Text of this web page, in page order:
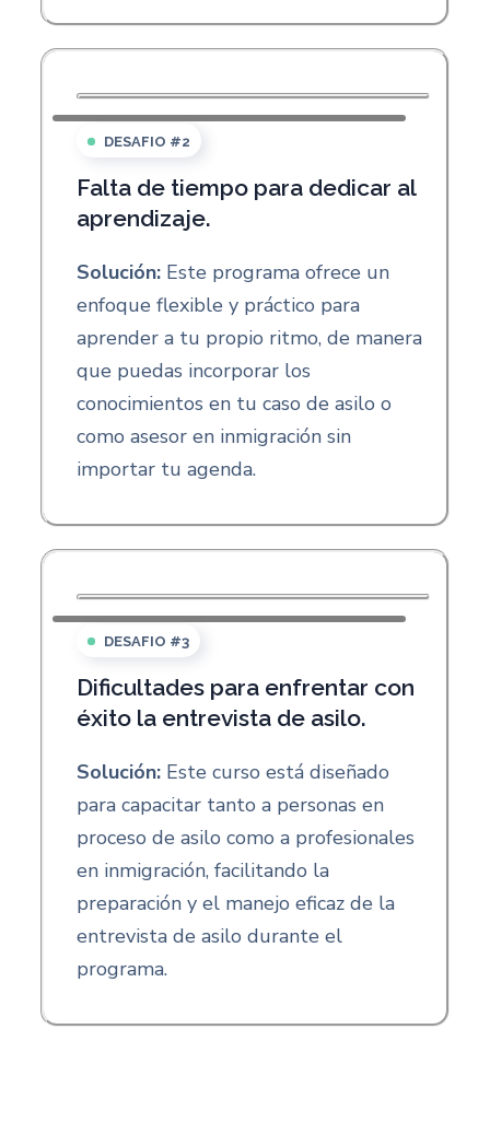
DESAFIO #2
Falta de tiempo para dedicar al
aprendizaje.
Solución: Este programa ofrece un
enfoque flexible y práctico para
aprender a tu propio ritmo, de manera
que puedas incorporar los
conocimientos en tu caso de asilo o
como asesor en inmigración sin
importar tu agenda.
DESAFIO #3
Dificultades para enfrentar con
éxito la entrevista de asilo.
Solución: Este curso está diseñado
para capacitar tanto a personas en
proceso de asilo como a profesionales
en inmigración, facilitando la
preparación y el manejo eficaz de la
entrevista de asilo durante el
programa.